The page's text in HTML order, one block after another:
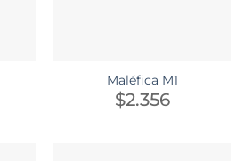
Maléfica M1
$2.356